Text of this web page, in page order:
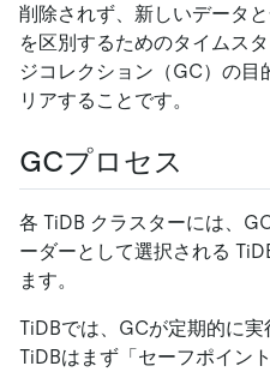
削除されず、新しいデータ
を区別するためのタイムス
ジコレクション（GC）の目
リアすることです。
GCプロセス
各 TiDB クラスターには、
ーダーとして選択される
ます。
TiDBでは、GCが定期的に実
TiDBはまず「セーフポイン